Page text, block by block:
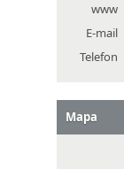
www
E-mail
Telefon
Mapa